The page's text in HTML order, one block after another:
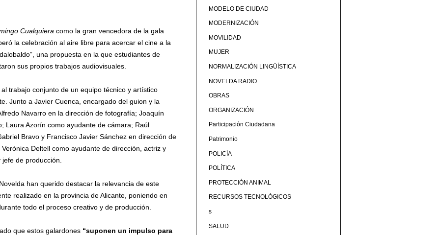
Cualquiera como la gran vencedora de la gala
la celebración al aire libre para acercar el cine a la
una propuesta en la que estudiantes de
sus propios trabajos audiovisuales.
trabajo conjunto de un equipo técnico y artístico
Junto a Javier Cuenca, encargado del guion y la
Navarro en la dirección de fotografía; Joaquín
Laura Azorín como ayudante de cámara; Raúl
Bravo y Francisco Javier Sánchez en dirección de
Deltell como ayudante de dirección, actriz y
de producción.
han querido destacar la relevancia de este
realizado en la provincia de Alicante, poniendo en
todo el proceso creativo y de producción.
que estos galardones “suponen un impulso para
MODELO DE CIUDAD
MODERNIZACIÓN
MOVILIDAD
MUJER
NORMALIZACIÓN LINGÜÍSTICA
NOVELDA RADIO
OBRAS
ORGANIZACIÓN
Participación Ciudadana
Patrimonio
POLICÍA
POLÍTICA
PROTECCIÓN ANIMAL
RECURSOS TECNOLÓGICOS
s
SALUD